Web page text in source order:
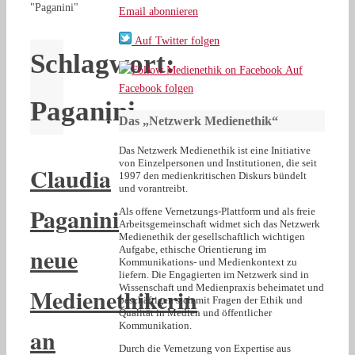
"Paganini"
Schlagwort:
Paganini
Claudia
Paganini
neue
Medienethikerin
an
Email abonnieren
Auf Twitter folgen
Auf
Facebook folgen
Das „Netzwerk Medienethik“
Das Netzwerk Medienethik ist eine Initiative
von Einzelpersonen und Institutionen, die seit
1997 den medienkritischen Diskurs bündelt
und vorantreibt.
Als offene Vernetzungs-Plattform und als freie
Arbeitsgemeinschaft widmet sich das Netzwerk
Medienethik der gesellschaftlich wichtigen
Aufgabe, ethische Orientierung im
Kommunikations- und Medienkontext zu
liefern. Die Engagierten im Netzwerk sind in
Wissenschaft und Medienpraxis beheimatet und
beschäftigen sich mit Fragen der Ethik und
Qualität in Medien und öffentlicher
Kommunikation.
Durch die Vernetzung von Expertise aus